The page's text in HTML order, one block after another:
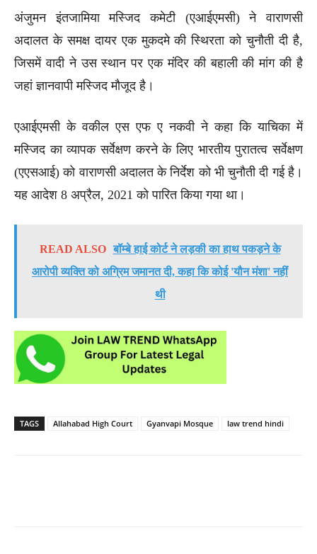
अंजुमन इंतजामिया मस्जिद कमेटी (एआईएमसी) ने वाराणसी
अदालत के समक्ष दायर एक मुकदमे की स्थिरता को चुनौती दी है,
जिसमें वादी ने उस स्थान पर एक मंदिर की बहाली की मांग की है
जहां ज्ञानवापी मस्जिद मौजूद है।
एआईएमसी के वकील एस एफ ए नकवी ने कहा कि याचिका में
मस्जिद का व्यापक सर्वेक्षण करने के लिए भारतीय पुरातत्व सर्वेक्षण
(एएसआई) को वाराणसी अदालत के निर्देश को भी चुनौती दी गई है।
यह आदेश 8 अप्रैल, 2021 को पारित किया गया था।
READ ALSO बॉम्बे हाई कोर्ट ने लड़की का हाथ पकड़ने के
आरोपी व्यक्ति को अग्रिम जमानत दी, कहा कि कोई 'यौन मंशा' नहीं
थी
TAGS Allahabad High Court Gyanvapi Mosque law trend hindi